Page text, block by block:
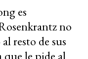
es
no
resto de sus
que le pide al